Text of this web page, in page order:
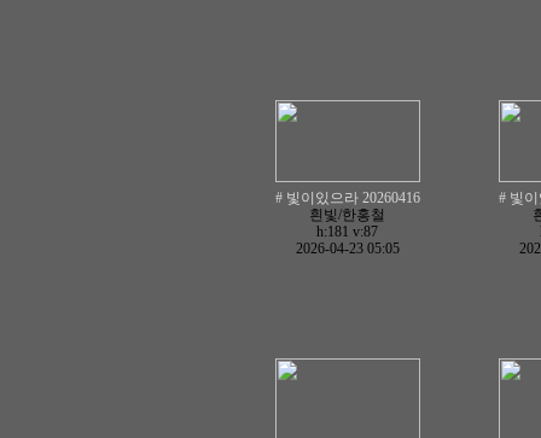
# 빛이있으라 20260416
흰빛/한홍철
h:181 v:87
2026-04-23 05:05
# 빛이